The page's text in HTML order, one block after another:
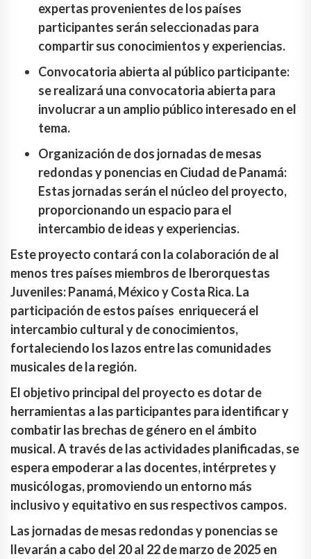
expertas provenientes de los países
participantes serán seleccionadas para
compartir sus conocimientos y experiencias.
Convocatoria abierta al público participante:
se realizará una convocatoria abierta para
involucrar a un amplio público interesado en el
tema.
Organización de dos jornadas de mesas
redondas y ponencias en Ciudad de Panamá:
Estas jornadas serán el núcleo del proyecto,
proporcionando un espacio para el
intercambio de ideas y experiencias.
Este proyecto contará con la colaboración de al
menos tres países miembros de Iberorquestas
Juveniles: Panamá, México y Costa Rica. La
participación de estos países enriquecerá el
intercambio cultural y de conocimientos,
fortaleciendo los lazos entre las comunidades
musicales de la región.
El objetivo principal del proyecto es dotar de
herramientas a las participantes para identificar y
combatir las brechas de género en el ámbito
musical. A través de las actividades planificadas, se
espera empoderar a las docentes, intérpretes y
musicólogas, promoviendo un entorno más
inclusivo y equitativo en sus respectivos campos.
Las jornadas de mesas redondas y ponencias se
llevarán a cabo del 20 al 22 de marzo de 2025 en